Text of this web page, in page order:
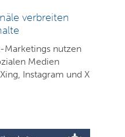
verbreiten
Marketings nutzen
Medien
Instagram und X